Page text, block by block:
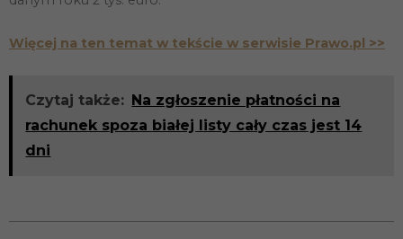
Więcej na ten temat w tekście w serwisie Prawo.pl >>
Czytaj także: Na zgłoszenie płatności na
rachunek spoza białej listy cały czas jest 14
dni